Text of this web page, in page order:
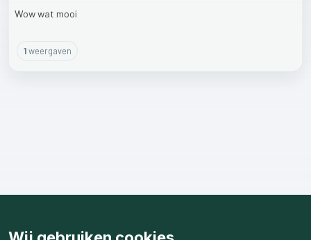
Wowwat mooi
1weergaven